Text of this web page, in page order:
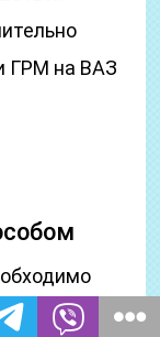
ГРМ на ВАЗ
нового